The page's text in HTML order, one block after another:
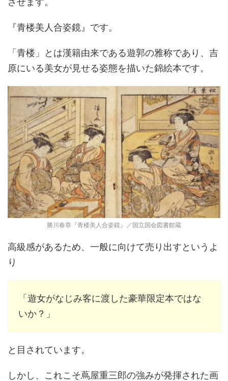
『青楼美人合姿鏡』です。
「青楼」とは漢籍由来である遊郭の雅称であり、吉
原にいる美女が見せる姿態を描いた錦絵本です。
勝川春章『青楼美人合姿鏡』／国立国会図書館蔵
高級感があるため、一般に向けて売り出すというよ
り
「遊女がなじみ客に渡した豪華限定本ではな
いか？」
と目されています。
しかし、これこそ蔦屋重三郎の強みが発揮された画